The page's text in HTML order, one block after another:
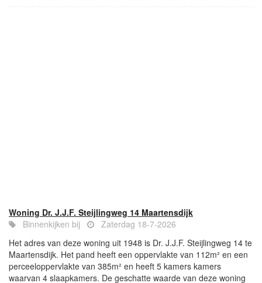
Woning Dr. J.J.F. Steijlingweg 14 Maartensdijk
Binnenkijken bij
Zaterdag 18-7-2026
Het adres van deze woning uit 1948 is Dr. J.J.F. Steijlingweg 14 te
Maartensdijk. Het pand heeft een oppervlakte van 112m² en een
perceeloppervlakte van 385m² en heeft 5 kamers kamers
waarvan 4 slaapkamers. De geschatte waarde van deze woning